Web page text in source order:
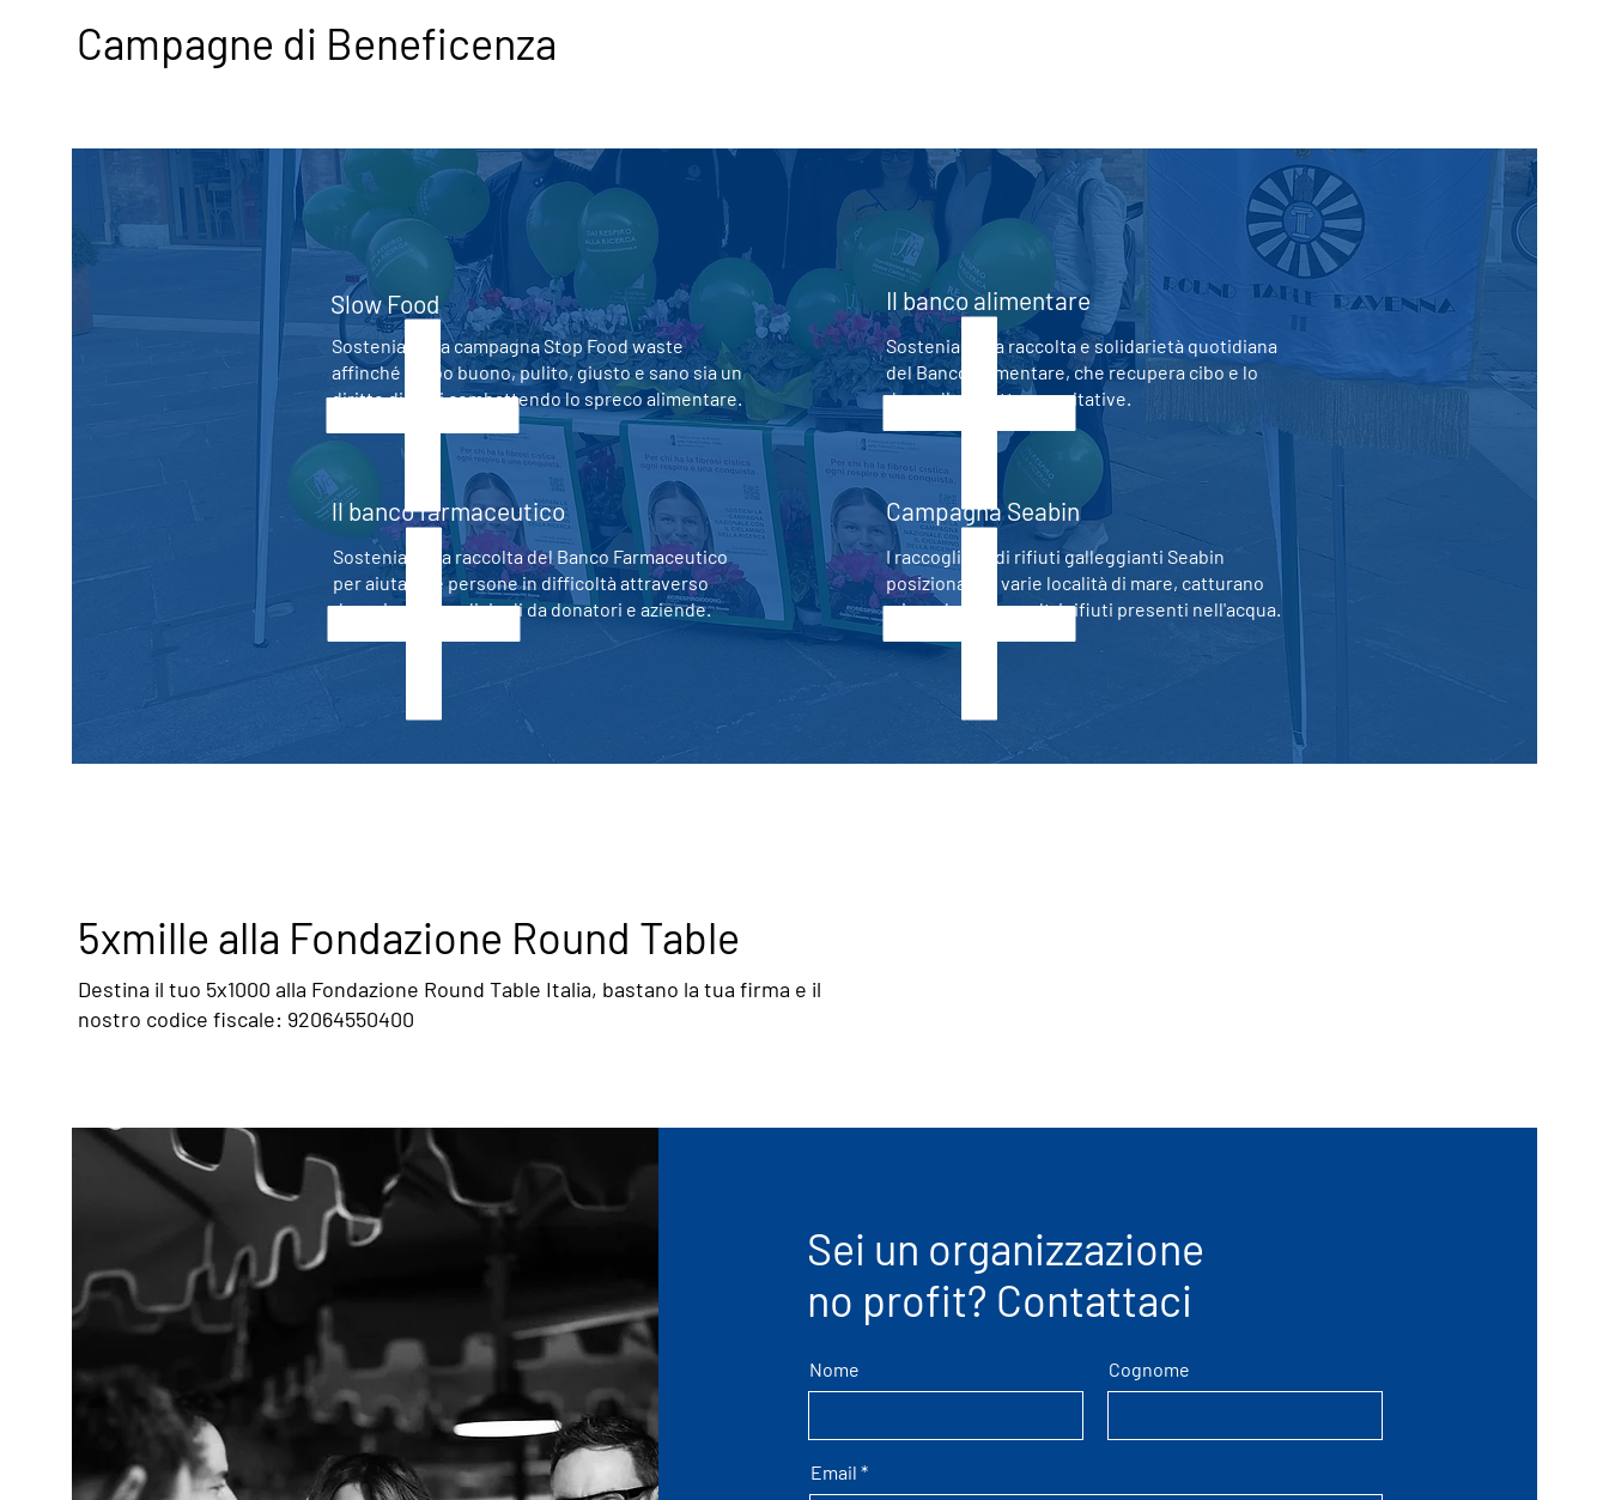
Campagne di Beneficenza
Slow Food
Sosteniamo la campagna Stop Food waste
affinché il cibo buono, pulito, giusto e sano sia un
diritto di tutti combattendo lo spreco alimentare.
ll banco farmaceutico
Sosteniamo la raccolta del Banco Farmaceutico
per aiutare le persone in difficoltà attraverso
donazioni di medicinali da donatori e aziende.
Il banco alimentare
Sosteniamo la raccolta e solidarietà quotidiana
del Banco Alimentare, che recupera cibo e lo
dona alle strutture caritative.
Campagna Seabin
I raccoglitori di rifiuti galleggianti Seabin
posizionati in varie località di mare, catturano
microplastiche e altri rifiuti presenti nell'acqua.
5xmille alla Fondazione Round Table
Destina il tuo 5x1000 alla Fondazione Round Table Italia, bastano la tua firma e il
nostro codice fiscale: 92064550400
Sei un organizzazione
no profit? Contattaci
Nome Cognome
Email